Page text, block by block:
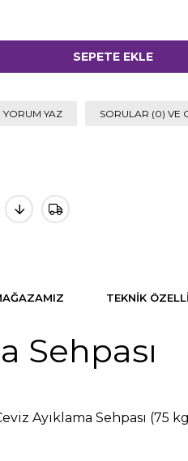
YORUM YAZ SORULAR (0) VE
TEKNIK
Sehpası
Ayıklama Sehpası (75